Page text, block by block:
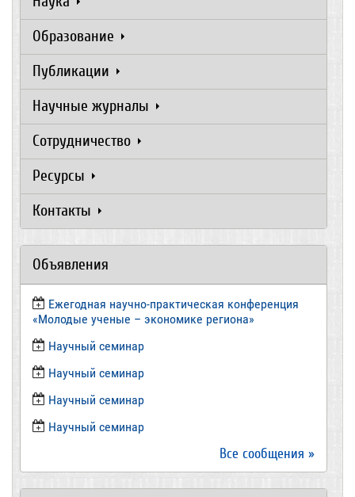
Образование
Публикации
Научные журналы
Сотрудничество
Ресурсы
Контакты
Объявления
Ежегодная научно-практическая конференция
«Молодые ученые – экономике региона»
​Научный семинар
​Научный семинар
Научный семинар
​Научный семинар
Все сообщения »